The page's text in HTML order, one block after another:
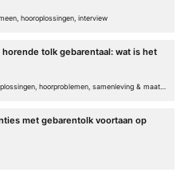
hooroplossingen, interview
horende tolk gebarentaal: wat is het
met gebarentolk voortaan op